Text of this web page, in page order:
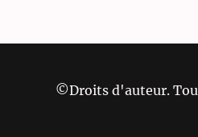
©Droits d'auteur.